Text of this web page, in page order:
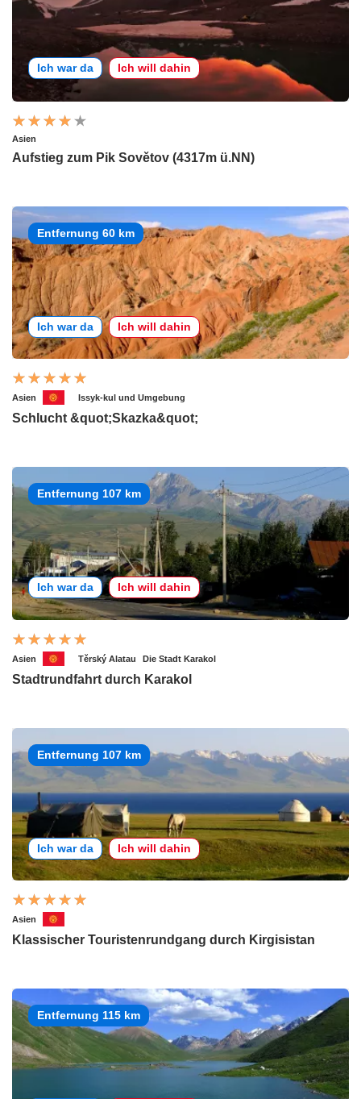
Ich war da Ich will dahin
Asien
Aufstieg zum Pik Sovětov (4317m ü.NN)
Entfernung 60 km
Ich war da Ich will dahin
Asien Issyk-kul und Umgebung
Schlucht &quot;Skazka&quot;
Entfernung 107 km
Ich war da Ich will dahin
Asien Těrský Alatau Die Stadt Karakol
Stadtrundfahrt durch Karakol
Entfernung 107 km
Ich war da Ich will dahin
Asien
Klassischer Touristenrundgang durch Kirgisistan
Entfernung 115 km